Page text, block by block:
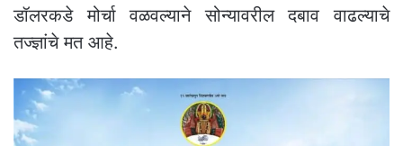
डॉलरकडे मोर्चा वळवल्याने सोन्यावरील दबाव वाढल्याचे
तज्ज्ञांचे मत आहे.